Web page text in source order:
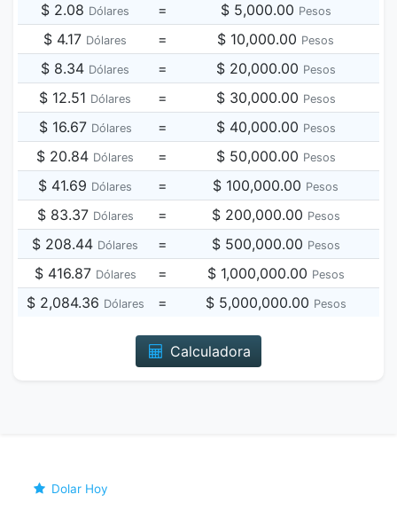
$ 2.08 Dólares = $ 5,000.00 Pesos
$ 4.17 Dólares = $ 10,000.00 Pesos
$ 8.34 Dólares = $ 20,000.00 Pesos
$ 12.51 Dólares = $ 30,000.00 Pesos
$ 16.67 Dólares = $ 40,000.00 Pesos
$ 20.84 Dólares = $ 50,000.00 Pesos
$ 41.69 Dólares = $ 100,000.00 Pesos
$ 83.37 Dólares = $ 200,000.00 Pesos
$ 208.44 Dólares = $ 500,000.00 Pesos
$ 416.87 Dólares = $ 1,000,000.00 Pesos
$ 2,084.36 Dólares = $ 5,000,000.00 Pesos
Calculadora
Dolar Hoy